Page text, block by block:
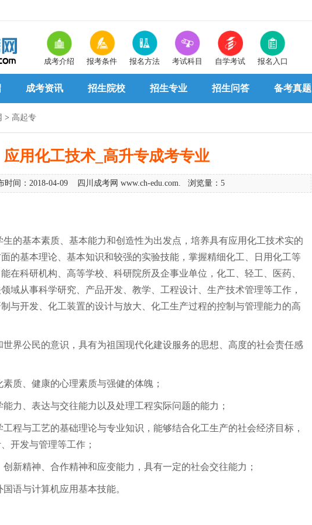
成考介绍 报考条件 报名方法 考试科目 自学考试 报名入口
成考资讯 招生院校 招生专业 招生问答 备考真题
> 高起专
应用化工技术_高升专成考专业
时间：2018-04-09 四川成考网 www.ch-edu.com. 浏览量：5
生的基本素质、基本能力和创造性为出发点，培养具有应用化工技术实的
的基本理论、基本知识和较强的实验技能，掌握精细化工、日用化工等
在科研机构、高等学校、科研院所及企事业单位，化工、轻工、医药、
域从事科学研究、产品开发、教学、工程设计、生产技术管理等工作，
与开发、化工装置的设计与放大、化工生产过程的控制与管理能力的高
世界公民的意识，具有为祖国现代化建设服务的思想、高度的社会责任感
质、健康的心理素质与强健的体魄；
力、表达与交往能力以及处理工程实际问题的能力；
工程与工艺的基础理论与专业知识，能够结合化工生产的社会经济目标，
开发与管理等工作；
新精神、合作精神和应变能力，具有一定的社会交往能力；
语与计算机应用基本技能。